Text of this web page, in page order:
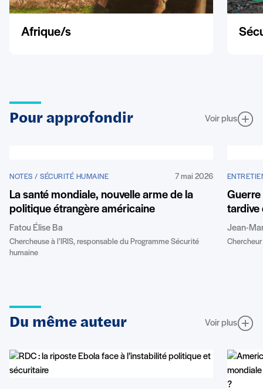
Afrique/s
Pour approfondir Voir plus
NOTES / SÉCURITÉ HUMAINE 7 mai 2026
La santé mondiale, nouvelle arme de la
politique étrangère américaine
Fatou Élise Ba
Chercheuse à l’IRIS, responsable du Programme Sécurité
humaine
Guerre
tardive
Jean-
Chercheur
Du même auteur Voir plus